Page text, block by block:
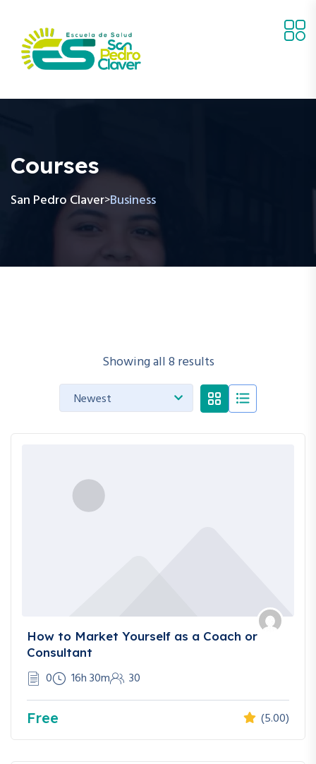
Courses
San Pedro Claver>Business
Showing all 8 results
Newest
How to Market Yourself as a Coach or
Consultant
0 16h 30m 30
Free (5.00)